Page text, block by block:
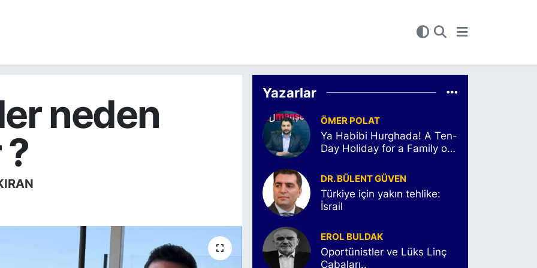
neden
Yazarlar
ÖMER POLAT
Ya Habibi Hurghada! A Ten-
Day Holiday for a Family of
DR. BÜLENT GÜVEN
Türkiye için yakın tehlike:
İsrail
EROL BULDAK
Oportünistler ve Lüks Linç
Çabaları..